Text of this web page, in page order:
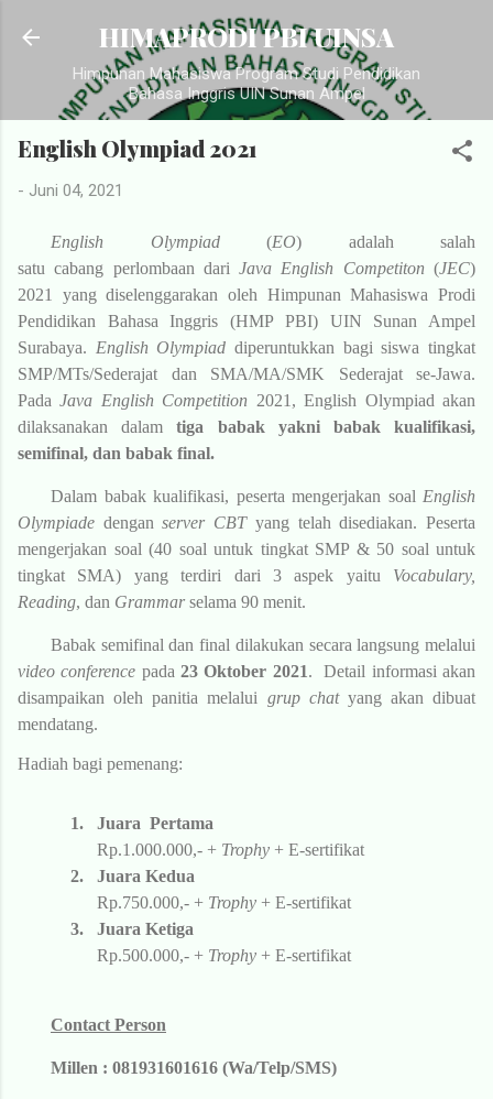
Langsung ke konten utama
HIMAPRODI PBI UINSA
Himpunan Mahasiswa Program Studi Pendidikan
Bahasa Inggris UIN Sunan Ampel
English Olympiad 2021
- Juni 04, 2021
English Olympiad(EO) adalah salah
satu cabang perlombaan dariJava English Competiton (JEC)
2021 yang diselenggarakan oleh Himpunan Mahasiswa Prodi
Pendidikan Bahasa Inggris (HMP PBI) UIN Sunan Ampel
Surabaya. English Olympiad diperuntukkan bagi siswa tingkat
SMP/MTs/Sederajat dan SMA/MA/SMK Sederajat se-Jawa.
PadaJava English Competition 2021, English Olympiad akan
dilaksanakan dalamtiga babak yakni babak kualifikasi,
semifinal, dan babak final.
Dalam babak kualifikasi, peserta mengerjakan soal English
Olympiade denganserver CBTyang telah disediakan. Peserta
mengerjakan soal (40 soal untuk tingkat SMP & 50 soal untuk
tingkat SMA) yang terdiri dari 3 aspek yaitu Vocabulary,
Reading, dan Grammarselama 90 menit.
Babak semifinal dan final dilakukan secara langsung melalui
video conference pada23 Oktober 2021. Detail informasi akan
disampaikan oleh panitia melalui grup chatyang akan dibuat
mendatang.
Hadiah bagi pemenang:
1.
Juara Pertama
Rp.1 .000.000,- + Trophy + E-sertifikat
2.
Juara Kedua
Rp.750.000,- + Trophy + E-sertifikat
3.
Juara Ketiga
Rp.500.000,- + Trophy + E-sertifikat
Contact Person
Millen : 081931601616 (Wa/Telp/SMS)